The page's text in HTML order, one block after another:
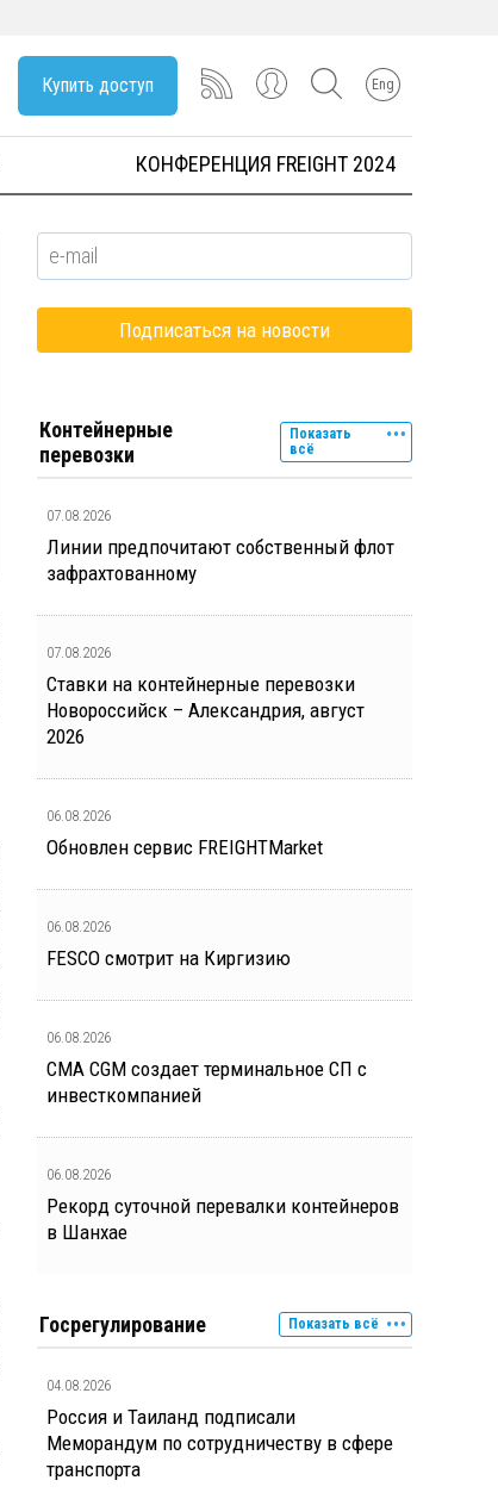
Купить доступ Eng
КОНФЕРЕНЦИЯ FREIGHT 2024
Контейнерные
перевозки
Показать
всё
07.08.2026
Линии предпочитают собственный флот
зафрахтованному
07.08.2026
Ставки на контейнерные перевозки
Новороссийск – Александрия, август
2026
06.08.2026
Обновлен сервис FREIGHTMarket
06.08.2026
FESCO смотрит на Киргизию
06.08.2026
CMA CGM создает терминальное СП с
инвесткомпанией
06.08.2026
Рекорд суточной перевалки контейнеров
в Шанхае
Госрегулирование Показать всё
04.08.2026
Россия и Таиланд подписали
Меморандум по сотрудничеству в сфере
транспорта